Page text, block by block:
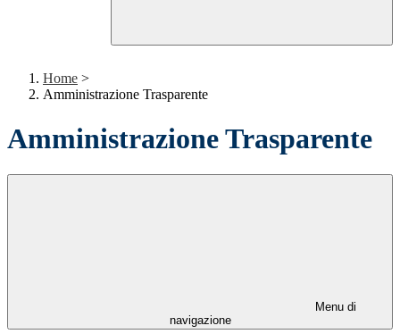
Home >
Amministrazione Trasparente
Amministrazione Trasparente
Menu di
navigazione